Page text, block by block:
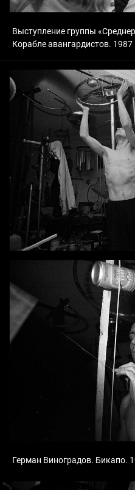
Выступление группы
Корабле авангардистов. 1987
Герман Виноградов. Бикапо.